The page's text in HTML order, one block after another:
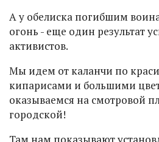
А у обелиска погибшим
огонь - еще один результат
активистов.
Мы идем от каланчи по
кипарисами и большими
оказываемся на смотровой
городской!